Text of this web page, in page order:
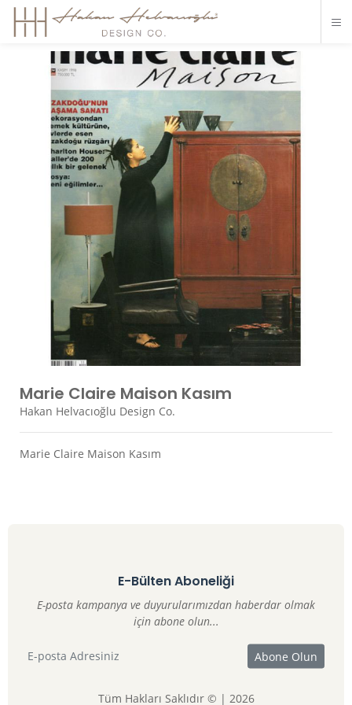
Marie Claire Maison Kasım
Hakan Helvacıoğlu Design Co.
Marie Claire Maison Kasım
E-Bülten Aboneliği
E-posta kampanya ve duyurularımızdan haberdar olmak
için abone olun...
Tüm Hakları Saklıdır © | 2026